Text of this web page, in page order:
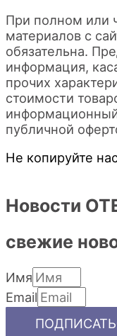
При полном или
материалов с
обязательна.
информация,
прочих
стоимости
публичной
Не копируйте
Новости
свежие
Имя
Email